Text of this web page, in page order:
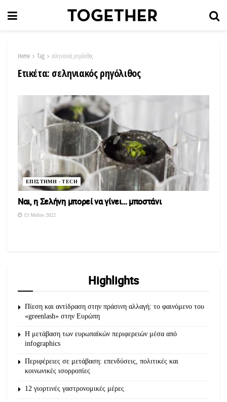
Home Tag σεληνιακός ρηγόλιθος
Ετικέτα: σεληνιακός ρηγόλιθος
ΕΠΙΣΤΗΜΗ - TECH
Ναι, η Σελήνη μπορεί να γίνει… μποστάνι
13 Μαΐου 2022
Highlights
Πίεση και αντίδραση στην πράσινη αλλαγή: το φαινόμενο του
«greenlash» στην Ευρώπη
Η μετάβαση των ευρωπαϊκών περιφερειών μέσα από
infographics
Περιφέρειες σε μετάβαση: επενδύσεις, πολιτικές και
κοινωνικές ισορροπίες
12 γιορτινές γαστρονομικές μέρες